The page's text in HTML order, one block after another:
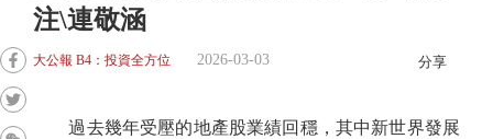
注\連敬涵
大公報 B4：投資全方位 2026-03-03 分享
過去幾年受壓的地產股業績回穩，其中新世界發展